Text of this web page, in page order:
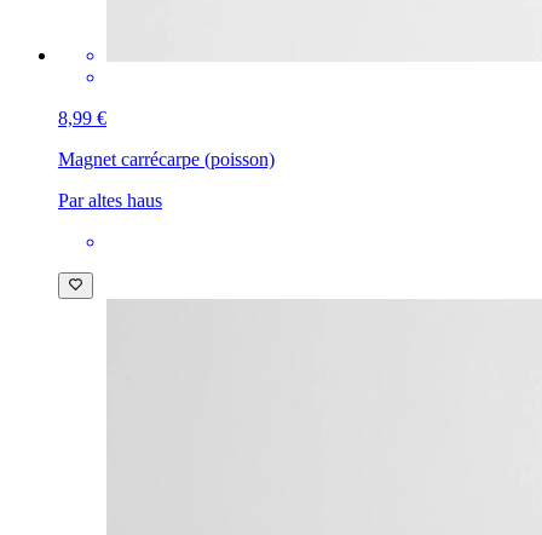
8,99 €
Magnet carrécarpe (poisson)
Par altes haus